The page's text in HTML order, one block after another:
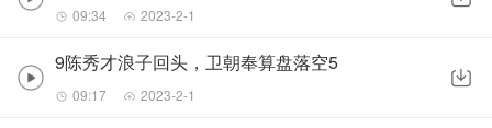
09:34 2023-2-1
9陈秀才浪子回头，卫朝奉算盘落空5
09:17 2023-2-1